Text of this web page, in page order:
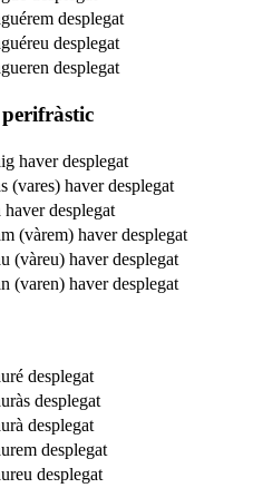
desplegat
desplegat
desplegat
haverdesplegat
(vares) haverdesplegat
haverdesplegat
(vàrem) haverdesplegat
(vàreu) haverdesplegat
(varen) haverdesplegat
desplegat
desplegat
desplegat
desplegat
desplegat